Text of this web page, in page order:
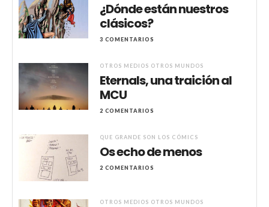
¿Dónde están nuestros
clásicos?
3 COMENTARIOS
OTROS MEDIOS OTROS MUNDOS
Eternals, una traición al
MCU
2 COMENTARIOS
QUE GRANDE SON LOS CÓMICS
Os echo de menos
2 COMENTARIOS
OTROS MEDIOS OTROS MUNDOS